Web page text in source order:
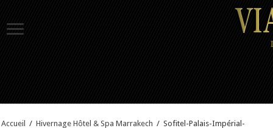
Accueil / Hivernage Hôtel & Spa Marrakech / Sofitel-Palais-Impérial-